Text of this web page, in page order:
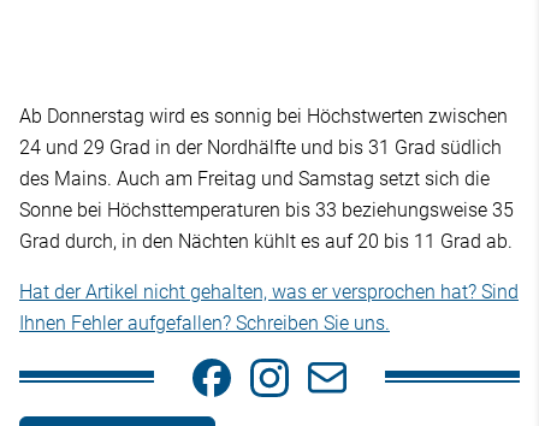
Ab Donnerstag wird es sonnig bei Höchstwerten zwischen
24 und 29 Grad in der Nordhälfte und bis 31 Grad südlich
des Mains. Auch am Freitag und Samstag setzt sich die
Sonne bei Höchsttemperaturen bis 33 beziehungsweise 35
Grad durch, in den Nächten kühlt es auf 20 bis 11 Grad ab.
Hat der Artikel nicht gehalten, was er versprochen hat? Sind
Ihnen Fehler aufgefallen? Schreiben Sie uns.